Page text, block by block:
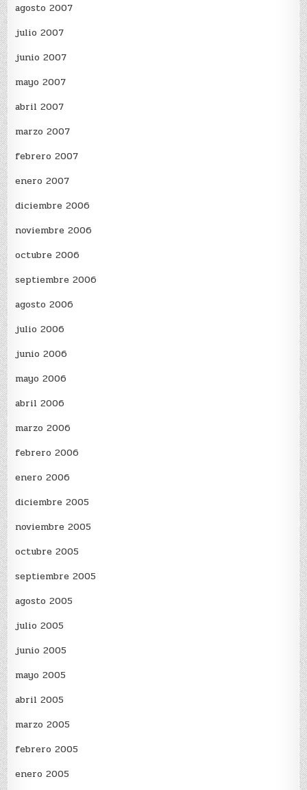
agosto 2007
julio 2007
junio 2007
mayo 2007
abril 2007
marzo 2007
febrero 2007
enero 2007
diciembre 2006
noviembre 2006
octubre 2006
septiembre 2006
agosto 2006
julio 2006
junio 2006
mayo 2006
abril 2006
marzo 2006
febrero 2006
enero 2006
diciembre 2005
noviembre 2005
octubre 2005
septiembre 2005
agosto 2005
julio 2005
junio 2005
mayo 2005
abril 2005
marzo 2005
febrero 2005
enero 2005